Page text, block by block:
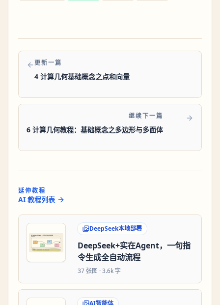
更新一篇
4 计算几何基础概念之点和向量
继续下一篇
6 计算几何教程：基础概念之多边形与多面体
延伸教程
AI 教程列表
DeepSeek本地部署
DeepSeek+实在Agent，一句指
令生成全自动流程
37 张图 ·3.6k 字